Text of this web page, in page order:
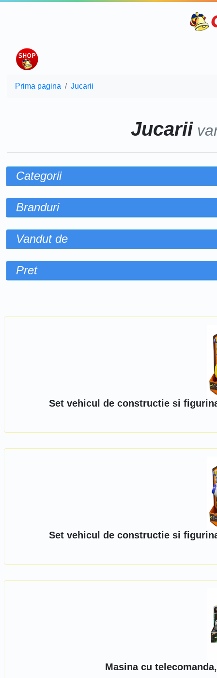
Prima pagina Jucarii
Jucarii
Categorii
Branduri
Vandut de
Pret
Set vehicul de constructie si
Set vehicul de constructie si
Masina cu